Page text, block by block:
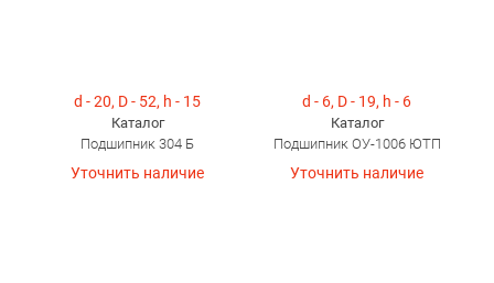
d - 20, D - 52, h - 15
Каталог
Подшипник 304 Б
Уточнить наличие
d - 6, D - 19, h - 6
Каталог
Подшипник ОУ-1006 ЮТП
Уточнить наличие